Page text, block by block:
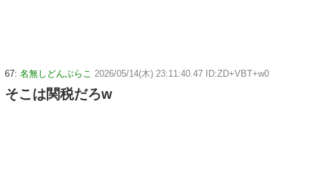
67: 名無しどんぶらこ 2026/05/14(木) 23:11:40.47 ID:ZD+VBT+w0
そこは関税だろw